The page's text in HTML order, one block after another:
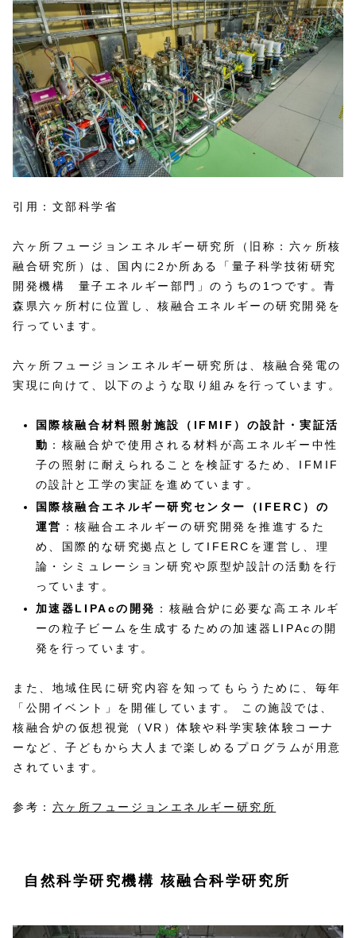
引用：文部科学省
六ヶ所フュージョンエネルギー研究所（旧称：六ヶ所核
融合研究所）は、国内に2か所ある「量子科学技術研究
開発機構 量子エネルギー部門」のうちの1つです。青
森県六ヶ所村に位置し、核融合エネルギーの研究開発を
行っています。
六ヶ所フュージョンエネルギー研究所は、核融合発電の
実現に向けて、以下のような取り組みを行っています。
国際核融合材料照射施設（IFMIF）の設計・実証活
動 ：核融合炉で使用される材料が高エネルギー中性
子の照射に耐えられることを検証するため、IFMIF
の設計と工学の実証を進めています。
国際核融合エネルギー研究センター（IFERC）の
運営 ：核融合エネルギーの研究開発を推進するた
め、国際的な研究拠点としてIFERCを運営し、理
論・シミュレーション研究や原型炉設計の活動を行
っています。
加速器LIPAcの開発 ：核融合炉に必要な高エネルギ
ーの粒子ビームを生成するための加速器LIPAcの開
発を行っています。
また、地域住民に研究内容を知ってもらうために、毎年
「公開イベント」を開催しています。 この施設では、
核融合炉の仮想視覚（VR）体験や科学実験体験コーナ
ーなど、子どもから大人まで楽しめるプログラムが用意
されています。
参考： 六ヶ所フュージョンエネルギー研究所
自然科学研究機構 核融合科学研究所